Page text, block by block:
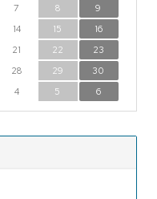
7 8
9
14 15
16
21 22
23
28 29
30
4 5 6